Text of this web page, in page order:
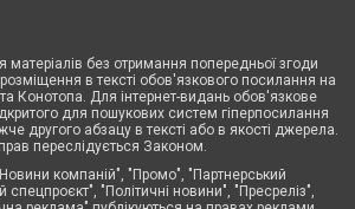
матеріалів без отримання попередньої згоди
в тексті обов'язкового посилання на
Конотопа. Для інтернет-видань обов'язкове
для пошукових систем гіперпосилання
другого абзацу в тексті або в якості джерела.
переслідується Законом.
компаній", "Промо", "Партнерський
спецпроєкт", "Політичні новини", "Пресреліз",